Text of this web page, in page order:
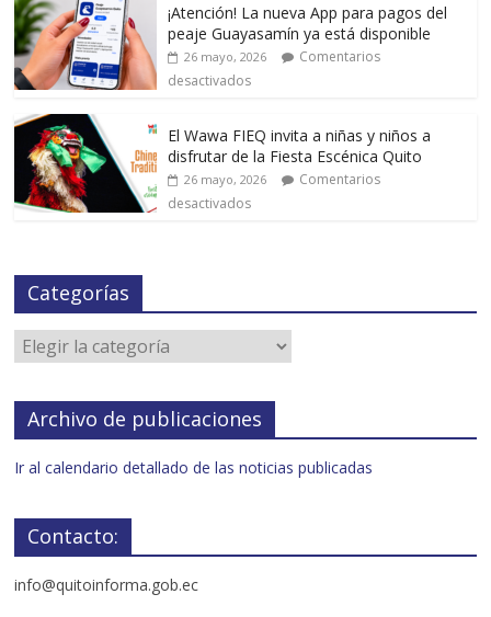
¡Atención! La nueva App para pagos del
peaje Guayasamín ya está disponible
26 mayo, 2026
Comentarios
desactivados
El Wawa FIEQ invita a niñas y niños a
disfrutar de la Fiesta Escénica Quito
26 mayo, 2026
Comentarios
desactivados
Categorías
Archivo de publicaciones
Ir al calendario detallado de las noticias publicadas
Contacto:
info@quitoinforma.gob.ec